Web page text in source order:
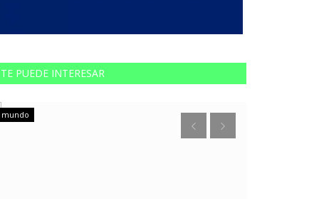
TE PUEDE INTERESAR
mundo